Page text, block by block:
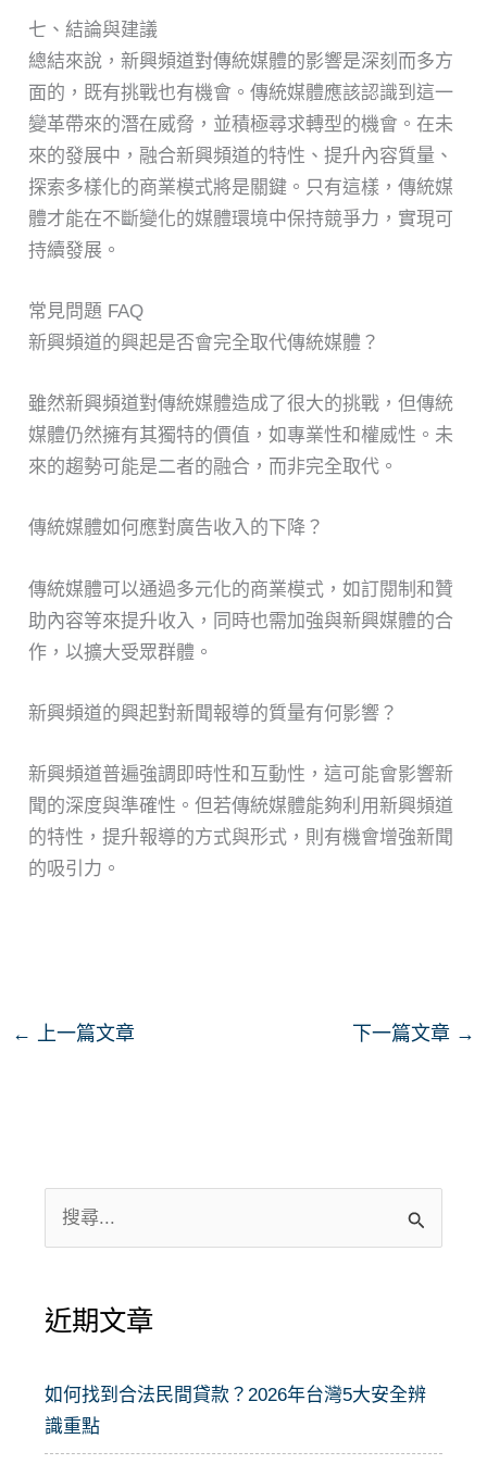
七、結論與建議
總結來說，新興頻道對傳統媒體的影響是深刻而多方
面的，既有挑戰也有機會。傳統媒體應該認識到這一
變革帶來的潛在威脅，並積極尋求轉型的機會。在未
來的發展中，融合新興頻道的特性、提升內容質量、
探索多樣化的商業模式將是關鍵。只有這樣，傳統媒
體才能在不斷變化的媒體環境中保持競爭力，實現可
持續發展。
常見問題 FAQ
新興頻道的興起是否會完全取代傳統媒體？
雖然新興頻道對傳統媒體造成了很大的挑戰，但傳統
媒體仍然擁有其獨特的價值，如專業性和權威性。未
來的趨勢可能是二者的融合，而非完全取代。
傳統媒體如何應對廣告收入的下降？
傳統媒體可以通過多元化的商業模式，如訂閱制和贊
助內容等來提升收入，同時也需加強與新興媒體的合
作，以擴大受眾群體。
新興頻道的興起對新聞報導的質量有何影響？
新興頻道普遍強調即時性和互動性，這可能會影響新
聞的深度與準確性。但若傳統媒體能夠利用新興頻道
的特性，提升報導的方式與形式，則有機會增強新聞
的吸引力。
← 上一篇文章 下一篇文章 →
尋
鍵
:
近期文章
如何找到合法民間貸款？2026年台灣5大安全辨
識重點